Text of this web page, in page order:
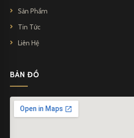
Sản Phẩm
Tin Tức
Liên Hệ
BẢN ĐỒ